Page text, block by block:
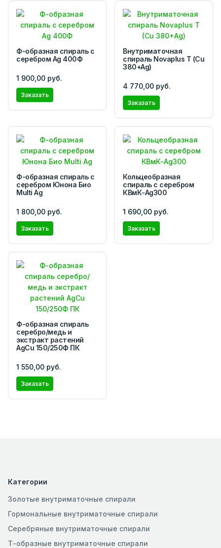
Ф-образная спираль с
серебром Ag 400Ф
1 900,00 руб.
Заказать
Внутриматочная
спираль Novaplus T (Cu
380+Ag)
4 770,00 руб.
Заказать
Ф-образная спираль с
серебром Юнона Био
Multi Ag
1 800,00 руб.
Заказать
Кольцеобразная
спираль с серебром
КВмК-Ag300
1 690,00 руб.
Заказать
Ф-образная спираль
серебро/медь и
экстракт растений
AgCu 150/250Ф ПК
1 550,00 руб.
Заказать
Категории
Золотые внутриматочные спирали
Гормональные внутриматочные спирали
Серебряные внутриматочные спирали
Т-образные внутриматочные спирали